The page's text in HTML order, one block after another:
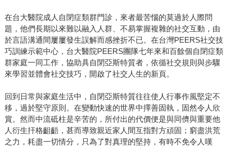
在台大醫院成人自閉症類群門診，來者最苦惱的莫過於人際問
題，他們長期以來難以融入人群、不易掌握複雜的社交互動，由
於言語溝通間屢屢發生誤解而感挫折不已。在台灣PEERS社交技
巧訓練示範中心，台大醫院PEERS團隊七年來和百餘個自閉症類
群家庭一同工作，協助具自閉亞斯特質者，依循社交規則與步驟
來學習並體會社交技巧，開啟了社交人生的新頁。
回到日常與家庭生活中，自閉亞斯特質往往使人行事作風堅定不
移，過於堅守原則。在變動快速的世界中擇善固執，固然令人欣
賞。然而中流砥柱是辛苦的，所付出的代價便是與同儕與重要他
人衍生扞格齟齬，甚而導致親近家人間互指對方頑固；窮盡洪荒
之力，耗盡一切情分，只為了對真理的堅持，有時不免令人嘆